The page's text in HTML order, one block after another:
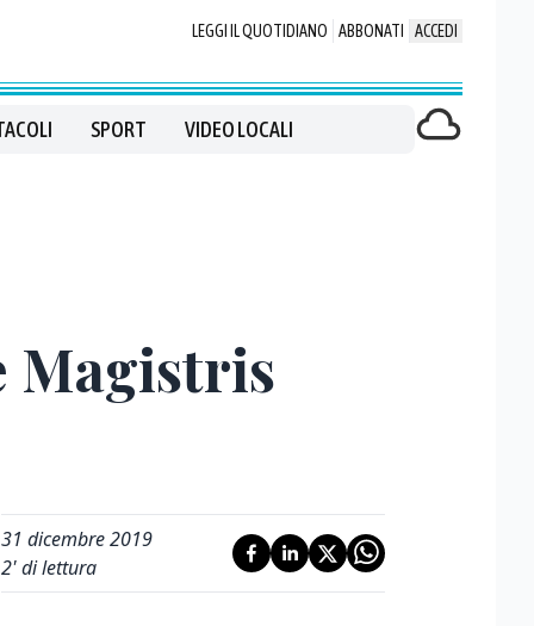
LEGGI IL QUOTIDIANO ABBONATI ACCEDI
SPORT VIDEO LOCALI
Magistris
31 dicembre 2019
2' di lettura